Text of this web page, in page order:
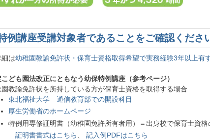
例講座受講対象者であることをご確認くださ
は幼稚園教諭免許状・保育士資格取得希望で実務経験3年以上有
ども園法改正にともなう幼保特例講座（参考ページ）
園教諭免許状を所持している方が保育士資格を取得する場合
東北福祉大学 通信教育部での開設科目
厚生労働省のホームページ
特例用専修証明書（幼稚園免許所有者用）＝出身校で保育士資
証明書書式はこちら、 記入例PDFはこちら